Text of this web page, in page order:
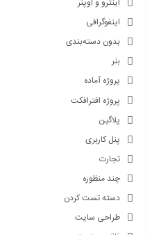
اینترو و اوپنر
اینفوگرافی
بدون دسته‌بندی
بنر
پروژه آماده
پروژه افترافکت
پلاگین
پنل کاربری
تجارت
چند منظوره
دسته تست کردن
طراحی سایت